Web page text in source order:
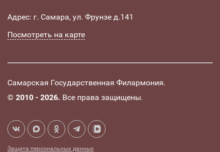
Адрес: г. Самара, ул. Фрунзе д.141
Посмотреть на карте
Самарская Государственная Филармония.
© 2010 - 2026. Все права защищены.
Защита персональных данных